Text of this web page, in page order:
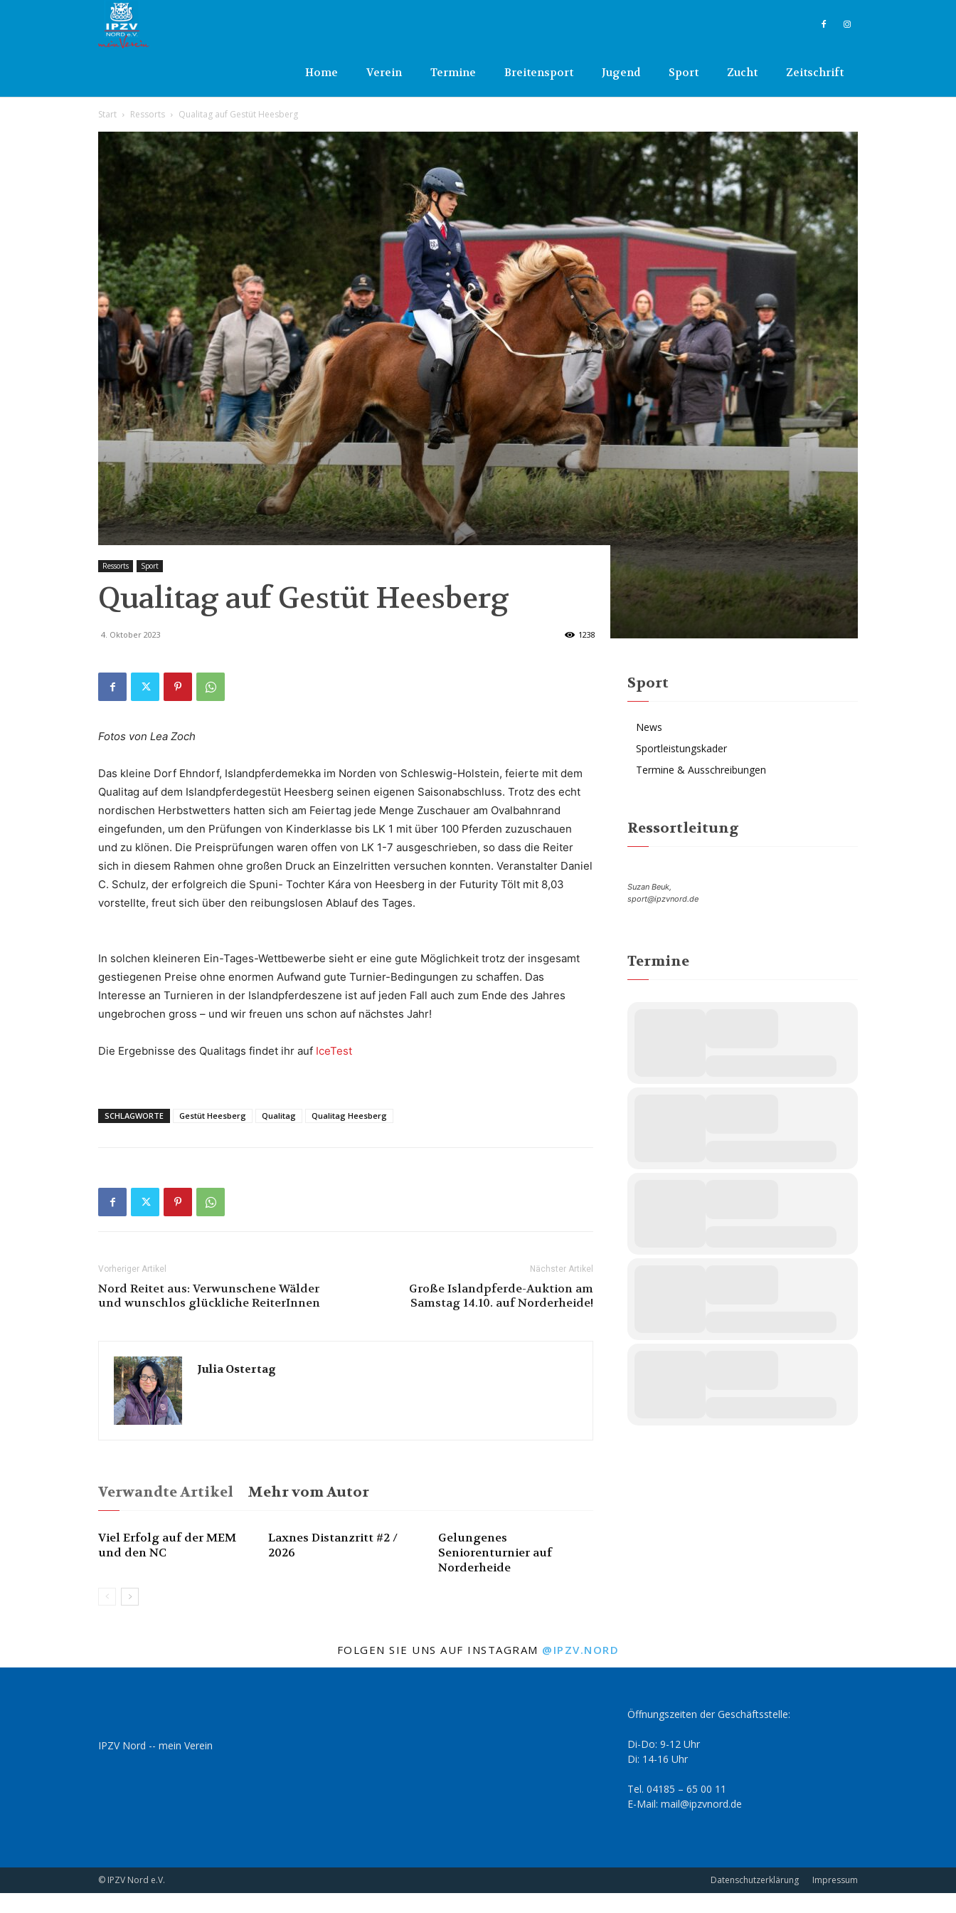
e.V.
Home Verein Termine Breitensport Jugend Sport Zucht Zeitschrift
Start Ressorts Qualitag auf Gestüt Heesberg
Ressorts Sport
Qualitag auf Gestüt Heesberg
4. Oktober 2023 1238
Fotos von Lea Zoch
Das kleine Dorf Ehndorf, Islandpferdemekka im Norden von Schleswig-Holstein, feierte mit dem
Qualitag auf dem Islandpferdegestüt Heesberg seinen eigenen Saisonabschluss. Trotz des echt
nordischen Herbstwetters hatten sich am Feiertag jede Menge Zuschauer am Ovalbahnrand
eingefunden, um den Prüfungen von Kinderklasse bis LK 1 mit über 100 Pferden zuzuschauen
und zu klönen. Die Preisprüfungen waren offen von LK 1-7 ausgeschrieben, so dass die Reiter
sich in diesem Rahmen ohne großen Druck an Einzelritten versuchen konnten. Veranstalter Daniel
C. Schulz, der erfolgreich die Spuni- Tochter Kára von Heesberg in der Futurity Tölt mit 8,03
vorstellte, freut sich über den reibungslosen Ablauf des Tages.
In solchen kleineren Ein-Tages-Wettbewerbe sieht er eine gute Möglichkeit trotz der insgesamt
gestiegenen Preise ohne enormen Aufwand gute Turnier-Bedingungen zu schaffen. Das
Interesse an Turnieren in der Islandpferdeszene ist auf jeden Fall auch zum Ende des Jahres
ungebrochen gross – und wir freuen uns schon auf nächstes Jahr!
Die Ergebnisse des Qualitags findet ihr auf IceTest
SCHLAGWORTE Gestüt Heesberg Qualitag Qualitag Heesberg
Vorheriger Artikel
Nord Reitet aus: Verwunschene Wälder
und wunschlos glückliche ReiterInnen
Nächster Artikel
Große Islandpferde-Auktion am
Samstag 14.10. auf Norderheide!
Julia Ostertag
Verwandte Artikel Mehr vom Autor
Viel Erfolg auf der MEM
und den NC
Laxnes Distanzritt #2 /
2026
Gelungenes
Seniorenturnier auf
Norderheide
Sport
News
Sportleistungskader
Termine & Ausschreibungen
Ressortleitung
Suzan Beuk,
sport@ipzvnord.de
Termine
FOLGEN SIE UNS AUF INSTAGRAM @IPZV.NORD
IPZV Nord -- mein Verein
Öffnungszeiten der Geschäftsstelle:
Di-Do: 9-12 Uhr
Di: 14-16 Uhr
Tel. 04185 – 65 00 11
E-Mail: mail@ipzvnord.de
Datenschutzerklärung Impressum
© IPZV Nord e.V.